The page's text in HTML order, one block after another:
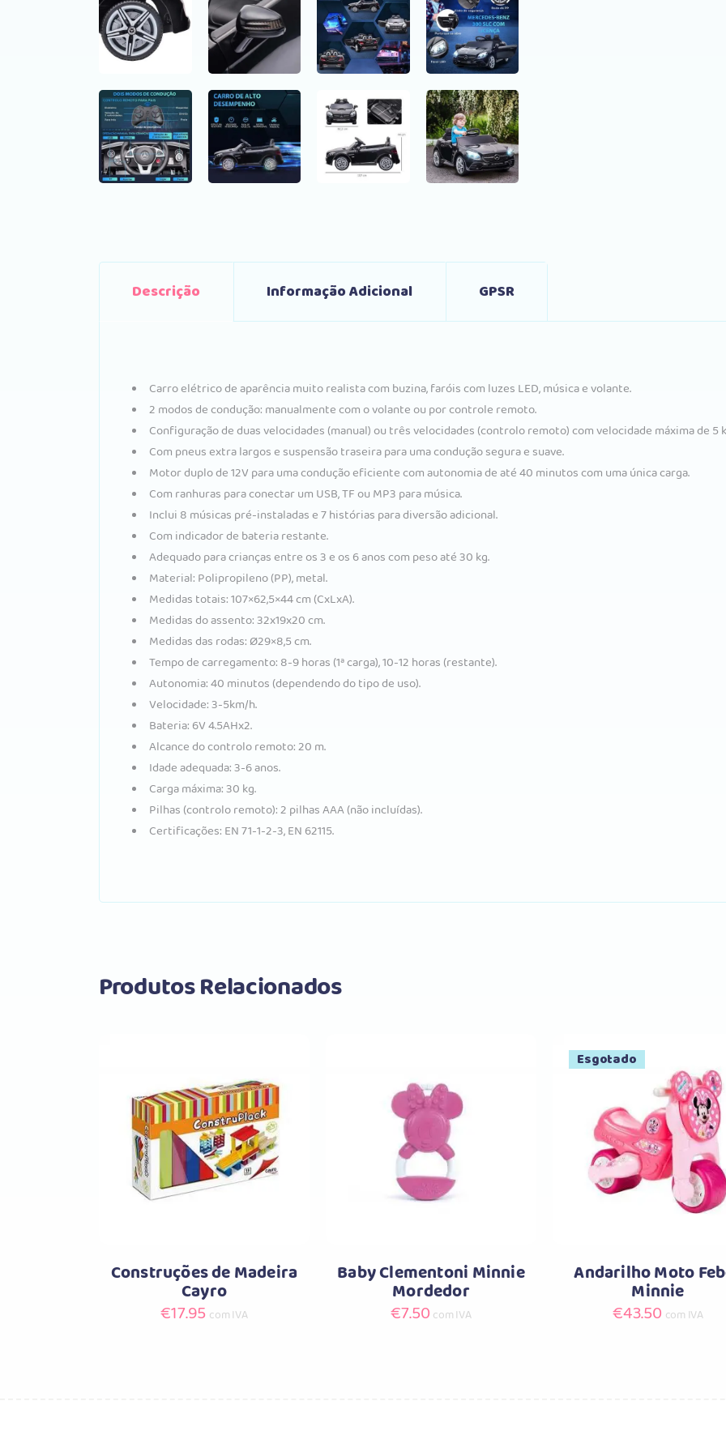
Descrição Informação Adicional GPSR
Carro elétrico de aparência muito realista com buzina, faróis com luzes LED, música e volante.
2 modos de condução: manualmente com o volante ou por controle remoto.
Configuração de duas velocidades (manual) ou três velocidades (controlo remoto) com velocidade máxima de 5
Com pneus extra largos e suspensão traseira para uma condução segura e suave.
Motor duplo de 12V para uma condução eficiente com autonomia de até 40 minutos com uma única carga.
Com ranhuras para conectar um USB, TF ou MP3 para música.
Inclui 8 músicas pré-instaladas e 7 histórias para diversão adicional.
Com indicador de bateria restante.
Adequado para crianças entre os 3 e os 6 anos com peso até 30 kg.
Material: Polipropileno (PP), metal.
Medidas totais: 107×62,5×44 cm (CxLxA).
Medidas do assento: 32x19x20 cm.
Medidas das rodas: Ø29×8,5 cm.
Tempo de carregamento: 8-9 horas (1ª carga), 10-12 horas (restante).
Autonomia: 40 minutos (dependendo do tipo de uso).
Velocidade: 3-5km/h.
Bateria: 6V 4.5AHx2.
Alcance do controlo remoto: 20 m.
Idade adequada: 3-6 anos.
Carga máxima: 30 kg.
Pilhas (controlo remoto): 2 pilhas AAA (não incluídas).
Certificações: EN 71-1-2-3, EN 62115.
Produtos Relacionados
Comprar
Construções de Madeira
Cayro
€17.95 com IVA
Comprar
Baby Clementoni Minnie
Mordedor
€7.50 com IVA
Esgotado
Comprar
Andarilho Moto
Minnie
€43.50 com IVA